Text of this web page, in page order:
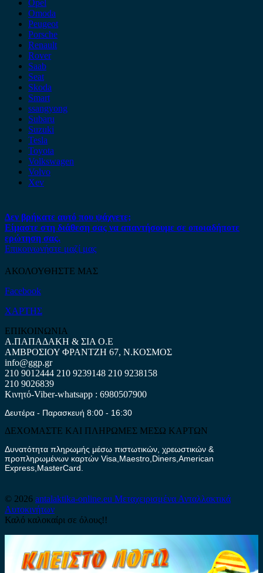
Opel
Omoda
Peugeot
Porsche
Renault
Rover
Saab
Seat
Skoda
Smart
ssangyong
Subaru
Suzuki
Tesla
Toyota
Volkswagen
Volvo
Xev
Δεν βρήκατε αυτό που ψάχνετε;
Είμαστε στη διάθεση σας να απαντήσουμε σε οποιαδήποτε
ερώτηση σας.
Επικοινωνήστε μαζί μας
ΑΚΟΛΟΥΘΗΣΤΕ ΜΑΣ
Facebook
ΧΑΡΤΗΣ
ΕΠΙΚΟΙΝΩΝΙΑ
Α.ΠΑΠΑΔΑΚΗ & ΣΙΑ Ο.Ε
ΑΜΒΡΟΣΙΟΥ ΦΡΑΝΤΖΗ 67, Ν.ΚΟΣΜΟΣ
info@ggp.gr
210 9012444 210 9239148 210 9238158
210 9026839
Κινητό-Viber-whatsapp : 6980507900
Δευτέρα - Παρασκευή 8:00 - 16:30
ΔΕΧΟΜΑΣΤΕ ΚΑΙ ΠΛΗΡΩΜΕΣ ΜΕΣΩ ΚΑΡΤΩΝ
Δυνατότητα πληρωμής μέσω πιστωτικών, χρεωστικών &
προπληρωμένων καρτών Visa,Maestro,Diners,American
Express,MasterCard.
© 2026 antalaktika-online.eu Μεταχειρισμένα Ανταλλακτικά
Αυτοκινήτων
Καλό καλοκαίρι σε όλους!!